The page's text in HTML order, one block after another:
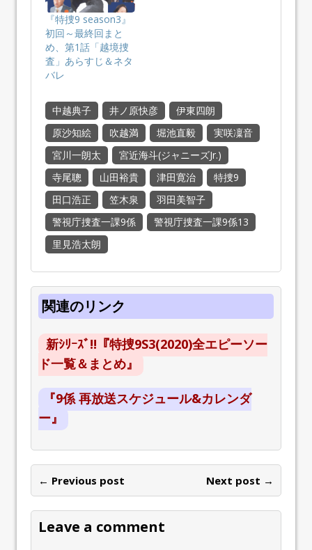
『特捜9 season3』
初回～最終回まと
め、第1話「越境捜
査」あらすじ＆ネタ
バレ
中越典子 井ノ原快彦
伊東四朗
原沙知絵
吹越満 堀池直毅
実咲凜音
宮川一朗太
宮近海斗(ジャニーズJr.)
寺尾聰
山田裕貴 津田寛治
特捜9
田口浩正
笠木泉
羽田美智子
警視庁捜査一課9係
警視庁捜査一課9係13
里見浩太朗
関連のリンク
新ｼﾘｰｽﾞ!!『特捜9S3(2020)全エピーソー
ド一覧＆まとめ』
『9係 再放送スケジュール&カレンダ
ー』
← Previous post Next post →
Leave a comment